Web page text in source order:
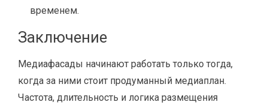
временем.
Заключение
Медиафасады начинают работать только тогда,
когда за ними стоит продуманный медиаплан.
Частота, длительность и логика размещения